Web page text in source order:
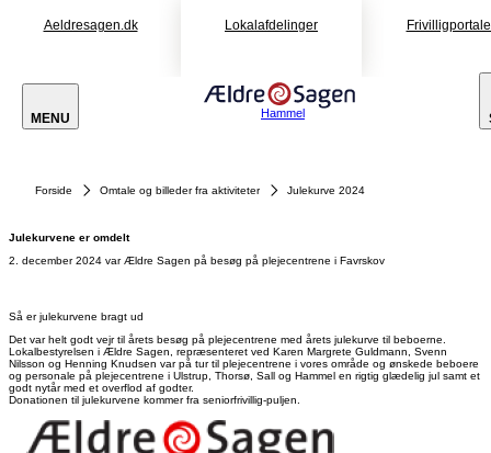
Aeldresagen.dk Lokalafdelinger
MENU Hammel
Forside Omtale og billeder fra aktiviteter Julekurve 2024
Julekurvene er omdelt
2. december 2024 var Ældre Sagen på besøg på plejecentrene i Favrskov
i Sall 2024
Solhøj i
Hammel
2024
Thorshøj i
Thorsø
2024
Tinghøj i
Hammel
2024
Anlægget i
Ulstrup
2024
Så er julekurvene bragt ud
Det var helt godt vejr til årets besøg på plejecentrene med årets julekurve til beboerne.
Lokalbestyrelsen i Ældre Sagen, repræsenteret ved Karen Margrete Guldmann, Svenn
Nilsson og Henning Knudsen var på tur til plejecentrene i vores område og ønskede beboere
og personale på plejecentrene i Ulstrup, Thorsø, Sall og Hammel en rigtig glædelig jul samt et
godt nytår med et overflod af godter.
Donationen til julekurvene kommer fra seniorfrivillig-puljen.